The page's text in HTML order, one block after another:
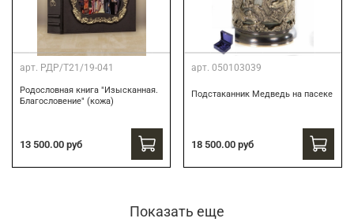
арт. РДР/Т21/19-041
Родословная книга "Изысканная.
Благословение" (кожа)
13 500.00 руб
арт. 050103039
Подстаканник Медведь на пасеке
18 500.00 руб
Показать еще